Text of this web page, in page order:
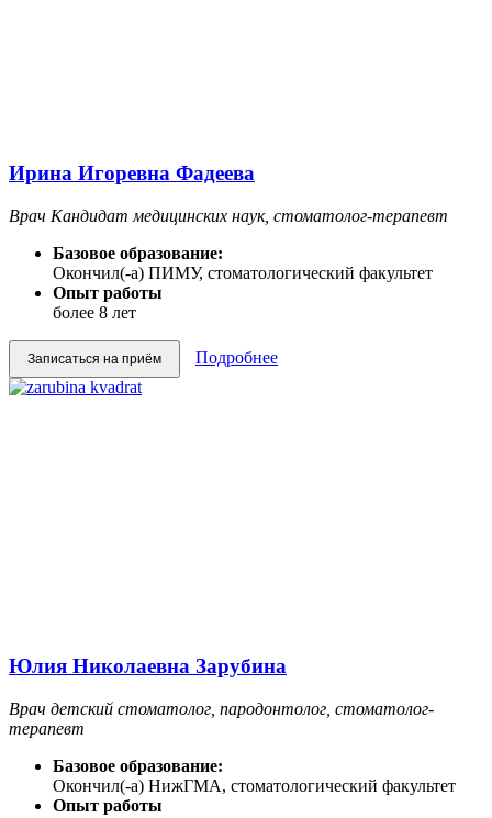
Ирина Игоревна Фадеева
Врач Кандидат медицинских наук, стоматолог-терапевт
Базовое образование:
Окончил(-а) ПИМУ, стоматологический факультет
Опыт работы
более 8 лет
Записаться на приём Подробнее
Юлия Николаевна Зарубина
Врач детский стоматолог, пародонтолог, стоматолог-
терапевт
Базовое образование:
Окончил(-а) НижГМА, стоматологический факультет
Опыт работы